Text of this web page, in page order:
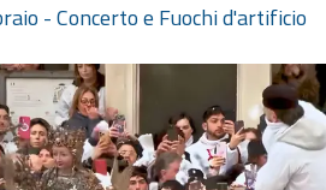
- Concerto e Fuochi d'artificio